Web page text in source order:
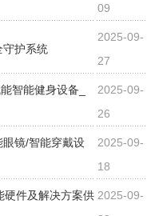
09
守护系统
2025-09-
27
智能健身设备_
2025-09-
26
镜/智能穿戴设
2025-09-
18
硬件及解决方案供 2025-09-